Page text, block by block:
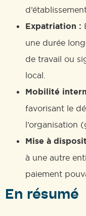
Expatriation :
une durée
de travail ou
local.
Mobilité
favorisant le
l’organisation
Mise à
à une autre
paiement
En résumé